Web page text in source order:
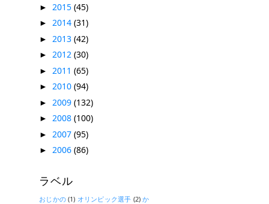
► 2015 (45)
► 2014 (31)
► 2013 (42)
► 2012 (30)
► 2011 (65)
► 2010 (94)
► 2009 (132)
► 2008 (100)
► 2007 (95)
► 2006 (86)
ラベル
おじかの (1) オリンピック選手 (2) か